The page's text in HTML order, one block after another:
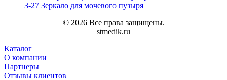
З-27 Зеркало для мочевого пузыря
© 2026 Все права защищены.
stmedik.ru
Каталог
О компании
Партнеры
Отзывы клиентов